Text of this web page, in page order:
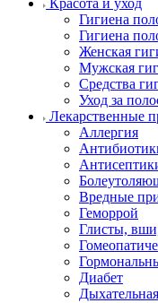
Гигиена
Гигиена
Женская
Мужская
Средства
Уход за
Лекарственные
Аллергия
Вредные
Геморрой
Глисты,
Диабет